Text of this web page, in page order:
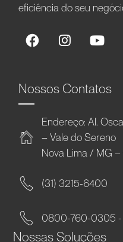
eficiência do seu
Nossos Contatos
Endereço: Al.
– Vale do Sereno
Nova Lima / MG
(31) 3215-6400
0800-760-0305 -
Nossas Soluções